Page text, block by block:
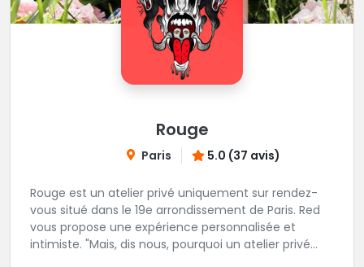
Rouge
Paris 5.0 (37 avis)
Rouge est un atelier privé uniquement sur rendez-
vous situé dans le 19e arrondissement de Paris. Red
vous propose une expérience personnalisée et
intimiste. "Mais, dis nous, pourquoi un atelier privé